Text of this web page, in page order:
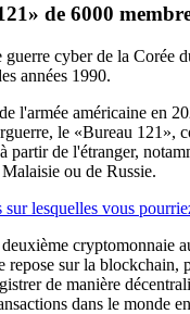
de 6000
guerre cyber de la Corée
années 1990.
l'armée américaine en
le «Bureau 121»,
partir de l'étranger,
ou de Russie.
sur lesquelles vous
cryptomonnaie
repose sur la blockchain,
de manière
dans le monde